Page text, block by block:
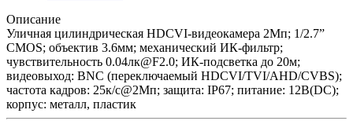
Описание
Уличная цилиндрическая HDCVI-видеокамера 2Мп; 1/2.7”
CMOS; объектив 3.6мм; механический ИК-фильтр;
чувствительность 0.04лк@F2.0; ИК-подсветка до 20м;
видеовыход: BNC (переключаемый HDCVI/TVI/AHD/CVBS);
частота кадров: 25к/c@2Мп; защита: IP67; питание: 12В(DC);
корпус: металл, пластик